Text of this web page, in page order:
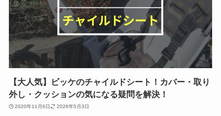
【大人気】ビッケのチャイルドシート！カバー・取り
外し・クッションの気になる疑問を解決！
2020年11月6日 2026年5月3日